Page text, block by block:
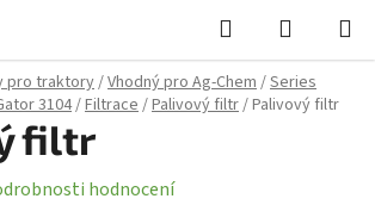
Hledat
KOŠÍK
pro traktory/Vhodný pro Ag-Chem/Series
3104/Filtrace/Palivový filtr/Palivový filtr
filtr
hodnocení